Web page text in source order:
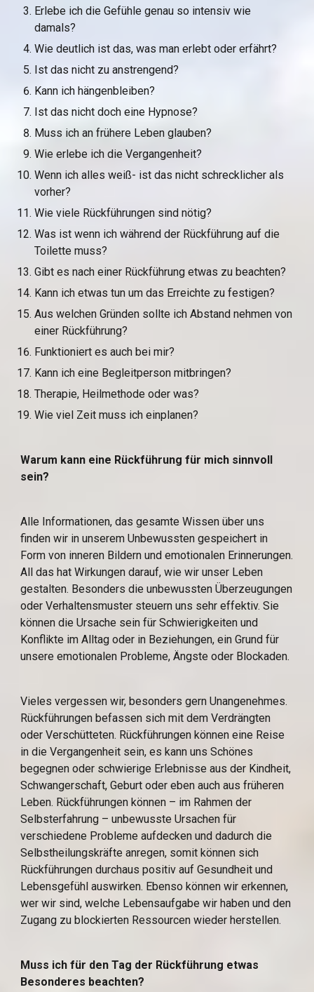
Erlebe ich die Gefühle genau so intensiv wie
damals?
Wie deutlich ist das, was man erlebt oder erfährt?
Ist das nicht zu anstrengend?
Kann ich hängenbleiben?
Ist das nicht doch eine Hypnose?
Muss ich an frühere Leben glauben?
Wie erlebe ich die Vergangenheit?
Wenn ich alles weiß- ist das nicht schrecklicher als
vorher?
Wie viele Rückführungen sind nötig?
Was ist wenn ich während der Rückführung auf die
Toilette muss?
Gibt es nach einer Rückführung etwas zu beachten?
Kann ich etwas tun um das Erreichte zu festigen?
Aus welchen Gründen sollte ich Abstand nehmen von
einer Rückführung?
Funktioniert es auch bei mir?
Kann ich eine Begleitperson mitbringen?
Therapie, Heilmethode oder was?
Wie viel Zeit muss ich einplanen?
Warum kann eine Rückführung für mich sinnvoll
sein?
Alle Informationen, das gesamte Wissen über uns
finden wir in unserem Unbewussten gespeichert in
Form von inneren Bildern und emotionalen Erinnerungen.
All das hat Wirkungen darauf, wie wir unser Leben
gestalten. Besonders die unbewussten Überzeugungen
oder Verhaltensmuster steuern uns sehr effektiv. Sie
können die Ursache sein für Schwierigkeiten und
Konflikte im Alltag oder in Beziehungen, ein Grund für
unsere emotionalen Probleme, Ängste oder Blockaden.
Vieles vergessen wir, besonders gern Unangenehmes.
Rückführungen befassen sich mit dem Verdrängten
oder Verschütteten. Rückführungen können eine Reise
in die Vergangenheit sein, es kann uns Schönes
begegnen oder schwierige Erlebnisse aus der Kindheit,
Schwangerschaft, Geburt oder eben auch aus früheren
Leben. Rückführungen können – im Rahmen der
Selbsterfahrung – unbewusste Ursachen für
verschiedene Probleme aufdecken und dadurch die
Selbstheilungskräfte anregen, somit können sich
Rückführungen durchaus positiv auf Gesundheit und
Lebensgefühl auswirken. Ebenso können wir erkennen,
wer wir sind, welche Lebensaufgabe wir haben und den
Zugang zu blockierten Ressourcen wieder herstellen.
Muss ich für den Tag der Rückführung etwas
Besonderes beachten?